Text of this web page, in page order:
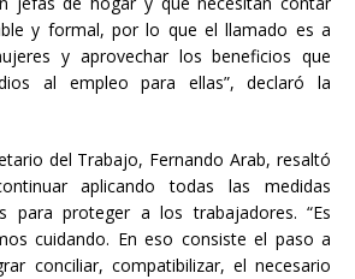
y formal, por lo que el llamado es a
y aprovechar los beneficios que
al empleo para ellas”, declaró la
del Trabajo, Fernando Arab, resaltó
aplicando todas las medidas
para proteger a los trabajadores. “Es
cuidando. En eso consiste el paso a
conciliar, compatibilizar, el necesario